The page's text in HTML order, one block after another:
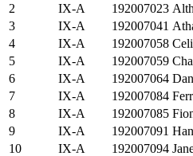
2
IX-A 192007023
3
IX-A 192007041
4
IX-A 192007058
5
IX-A 192007059
6
IX-A 192007064
7
IX-A 192007084
8
IX-A 192007085
9
IX-A 192007091
10
IX-A 192007094